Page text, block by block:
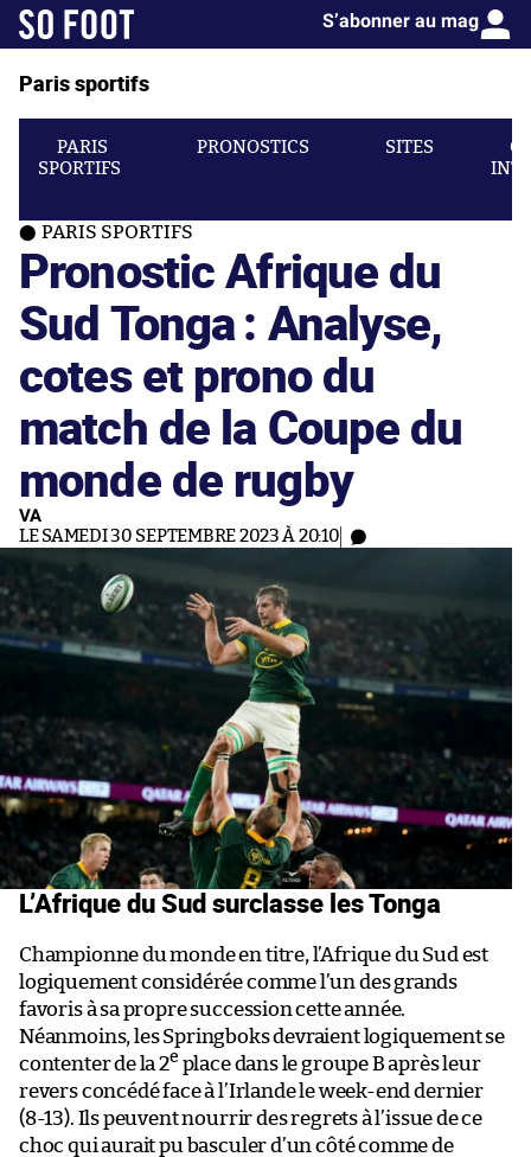
S’abonner au mag
Paris sportifs
PARIS
SPORTIFS
PRONOSTICS SITES
PARIS SPORTIFS
Pronostic Afrique du
Sud Tonga : Analyse,
cotes et prono du
match de la Coupe du
monde de rugby
VA
LE SAMEDI 30 SEPTEMBRE 2023 À 20:10
L’Afrique du Sud surclasse les Tonga
Championne du monde en titre, l’Afrique du Sud est
logiquement considérée comme l’un des grands
favoris à sa propre succession cette année.
Néanmoins, les Springboks devraient logiquement se
contenter de la 2e place dans le groupe B après leur
revers concédé face à l’Irlande le week-end dernier
(8-13). Ils peuvent nourrir des regrets à l’issue de ce
choc qui aurait pu basculer d’un côté comme de